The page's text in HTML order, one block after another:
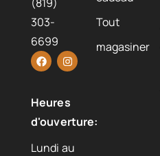
303-
6699
Heures
d'ouverture:
Lundi au
Tout
magasiner